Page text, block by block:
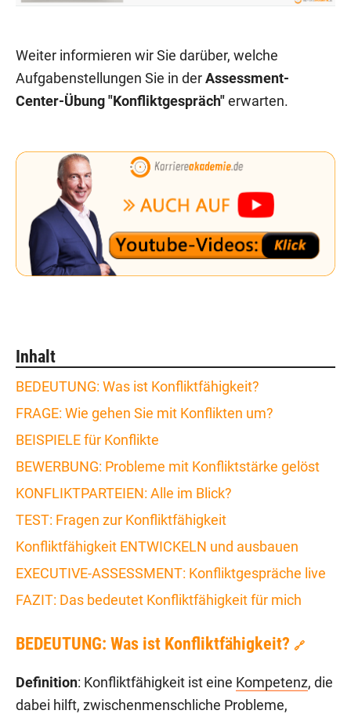
Weiter informieren wir Sie darüber, welche
Aufgabenstellungen Sie in der Assessment-
Center-Übung "Konfliktgespräch" erwarten.
Inhalt
BEDEUTUNG: Was ist Konfliktfähigkeit?
FRAGE: Wie gehen Sie mit Konflikten um?
BEISPIELE für Konflikte
BEWERBUNG: Probleme mit Konfliktstärke gelöst
KONFLIKTPARTEIEN: Alle im Blick?
TEST: Fragen zur Konfliktfähigkeit
Konfliktfähigkeit ENTWICKELN und ausbauen
EXECUTIVE-ASSESSMENT: Konfliktgespräche live
FAZIT: Das bedeutet Konfliktfähigkeit für mich
BEDEUTUNG: Was ist Konfliktfähigkeit? 🔗
Definition: Konfliktfähigkeit ist eine Kompetenz, die
dabei hilft, zwischenmenschliche Probleme,